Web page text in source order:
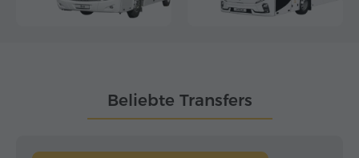
Beliebte Transfers